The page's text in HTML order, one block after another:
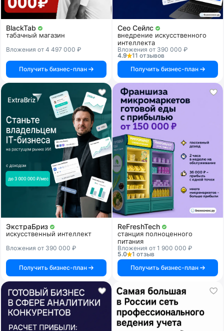
BlackTab
табачный магазин
Вложения от 4 497 000 ₽
Получить бизнес-план
Сео Сейлс
внедрение искусственного
интеллекта
Вложения от 390 000 ₽
4.9
11 отзывов
Получить бизнес-план
ЭкстраБриз
искусственный интеллект
Вложения от 390 000 ₽
Получить бизнес-план
ReFreshTech
станция полноценного
питания
Вложения от 1 900 000 ₽
5.0
1 отзыв
Получить бизнес-план